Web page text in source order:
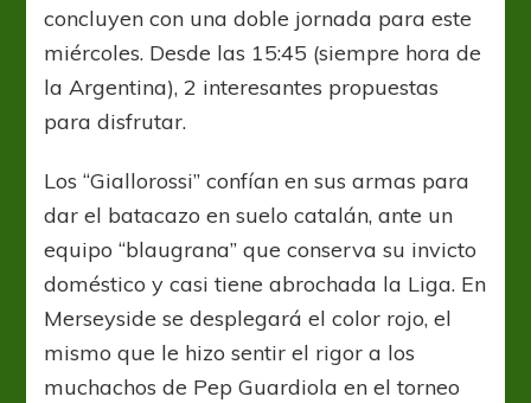
concluyen con una doble jornada para este
miércoles. Desde las 15:45 (siempre hora de
la Argentina), 2 interesantes propuestas
para disfrutar.
Los “Giallorossi” confían en sus armas para
dar el batacazo en suelo catalán, ante un
equipo “blaugrana” que conserva su invicto
doméstico y casi tiene abrochada la Liga. En
Merseyside se desplegará el color rojo, el
mismo que le hizo sentir el rigor a los
muchachos de Pep Guardiola en el torneo